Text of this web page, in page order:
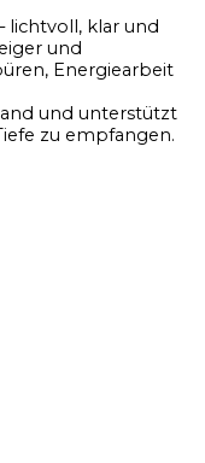
lichtvoll, klar und
und
Energiearbeit
und unterstützt
zu empfangen.